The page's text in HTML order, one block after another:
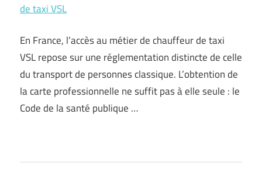
de taxi VSL
En France, l’accès au métier de chauffeur de taxi
VSL repose sur une réglementation distincte de celle
du transport de personnes classique. L’obtention de
la carte professionnelle ne suffit pas à elle seule : le
Code de la santé publique …